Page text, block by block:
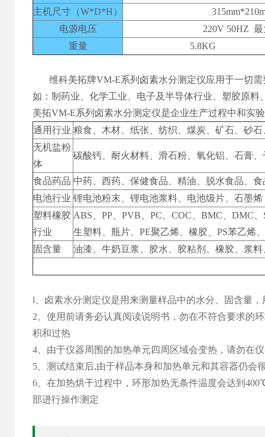
主机尺寸（W*D*H）
电源电压
220V 50HZ
重量
5.8KG
维科美拓牌VM-E系列卤素水分测定仪应用于一切
如：制药业、化学工业、电子及半导体行业、塑胶原
美拓VM-E系列卤素水分测定仪是企业生产过程中和实
通用行业 粮食、木材、纸张、纺织、煤炭、矿石、砂
无机盐粉
体
碳酸钙、耐火材料、滑石粉、氧化铝、石膏
食品药品 中药、西药、保健食品、精油、脱水食品、
电池行业 锂电池粉末、锂电池浆料、电池级片、石墨烯
塑料橡胶
行业
ABS、PP、PVB、PC、COC、BMC、DMC
生塑料、瓶片、PE聚乙烯、橡胶、PS苯乙烯
固含量
油漆、牛奶豆浆、胶水、胶粘剂、橡胶、浆
l、卤素水分测定仪是用来测量样品中的水分、固含量
2、使用前请务必认真阅读说明书，勿在不符合要求的
积和过热
4、由于仪器周围的加热单元四周区域会变热，请勿在
5、测试结束后,由于样品本身和加热单元和其容器仍会
6、在加热烘干过程中，环形加热无条件温度会达到
部进行操作测定